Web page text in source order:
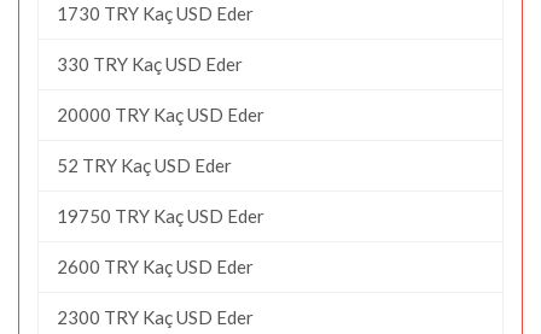
1730 TRY Kaç USD Eder
330 TRY Kaç USD Eder
20000 TRY Kaç USD Eder
52 TRY Kaç USD Eder
19750 TRY Kaç USD Eder
2600 TRY Kaç USD Eder
2300 TRY Kaç USD Eder